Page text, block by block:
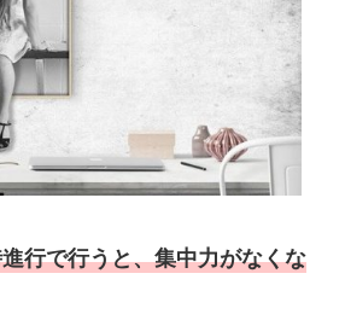
行で行うと、集中力がなくな